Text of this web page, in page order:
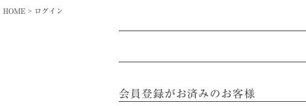
HOME ログイン
会員登録がお済みのお客様